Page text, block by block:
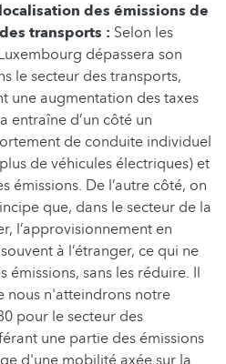
des émissions de
transports : Selon les
dépassera son
le secteur des transports,
une augmentation des taxes
entraîne d’un côté un
de conduite individuel
de véhicules électriques) et
émissions. De l’autre côté, on
que, dans le secteur de la
l’approvisionnement en
à l’étranger, ce qui ne
émissions, sans les réduire. Il
nous n'atteindrons notre
pour le secteur des
une partie des émissions